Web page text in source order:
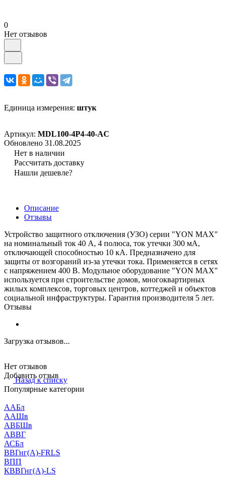
0
Нет отзывов
Единица измерения: штук
Артикул: MDL100-4P4-40-AC
Обновлено 31.08.2025
Нет в наличии
Рассчитать доставку
Нашли дешевле?
Описание
Отзывы
Устройство защитного отключения (УЗО) серии "YON MAX"
на номинальный ток 40 А, 4 полюса, ток утечки 300 мА,
отключающей способностью 10 кА. Предназначено для
защиты от возгораний из-за утечки тока. Применяется в сетях
с напряжением 400 В. Модульное оборудование "YON MAX"
используется при строительстве домов, многоквартирных
жилых комплексов, торговых центров, коттеджей и объектов
социальной инфраструктуры. Гарантия производителя 5 лет.
Отзывы
Загрузка отзывов...
Нет отзывов
Добавить отзыв
Назад к списку
Популярные категории
ААБл
ААШв
АВБШв
АВВГ
АСБл
ВВГнг(А)-FRLS
ВПП
КВВГнг(А)-LS